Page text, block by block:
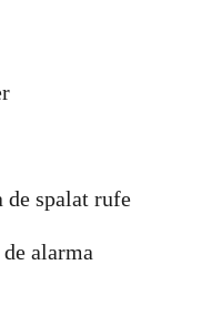
de spalat rufe
alarma